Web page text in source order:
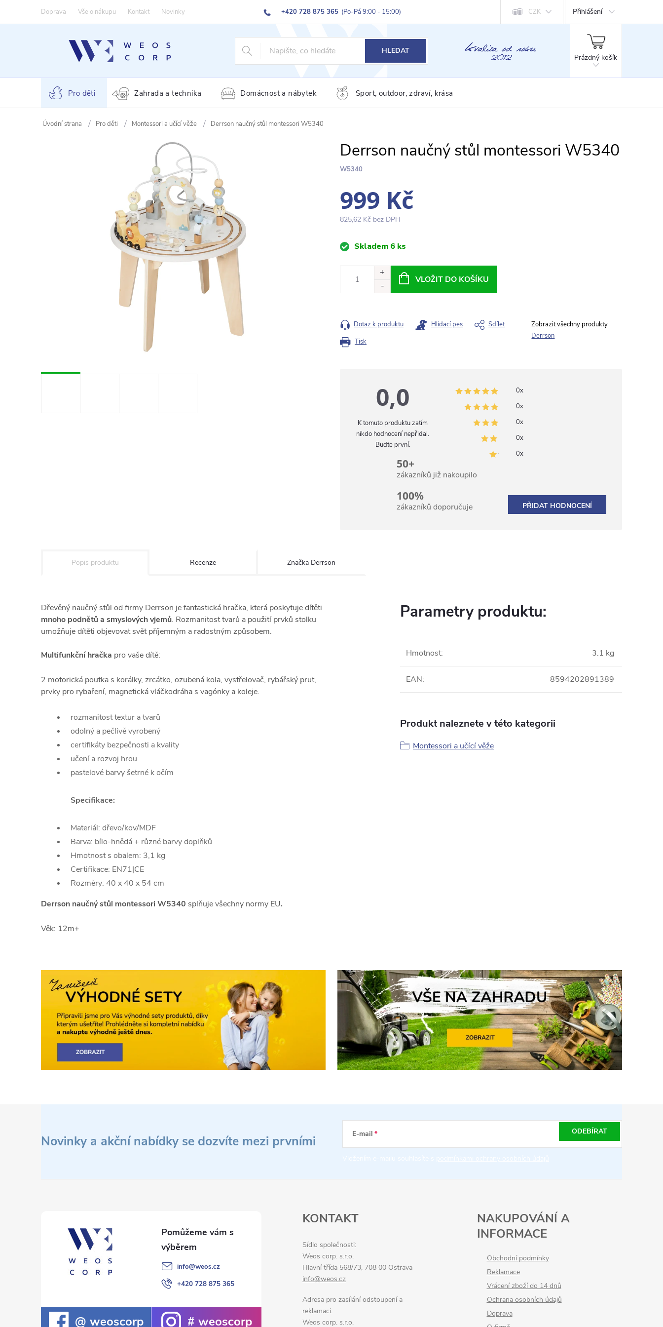
+420 728 875 365 (Po-Pá 9:00 - 15:00)
Doprava Vše o nákupu Kontakt Novinky CZK Přihlášení
HLEDAT
NÁKUPNÍ
Prázdný košík
Pro děti Zahrada a technika Domácnost a nábytek Sport, outdoor, zdraví, krása
Pro děti Montessori a učící věže Derrson naučný stůl montessori W5340
Derrson naučný stůl montessori W5340
W5340
999 Kč
825,62 Kč bez DPH
MěrnáSkladem 6 ks
VLOŽIT DO KOŠÍKU
Tisk
Dotaz k produktu Hlídací pes
Sdílet
Derrson
0,0
K tomuto produktu zatím
nikdo hodnocení nepřidal.
Buďte první.
0x
0x
0x
0x
0x
50+
zákazníků již nakoupilo
100%
zákazníků doporučuje PŘIDAT HODNOCENÍ
Popis produktu Recenze Značka Derrson
Dřevěný naučný stůl od firmy Derrson je fantastická hračka, která poskytuje dítěti
mnoho podnětů a smyslových vjemů. Rozmanitost tvarů a použití prvků stolku
umožňuje dítěti objevovat svět příjemným a radostným způsobem.
Multifunkční hračka pro vaše dítě:
2 motorická poutka s korálky, zrcátko, ozubená kola, vystřelovač, rybářský prut,
prvky pro rybaření, magnetická vláčkodráha s vagónky a koleje.
rozmanitost textur a tvarů
odolný a pečlivě vyrobený
certifikáty bezpečnosti a kvality
učení a rozvoj hrou
pastelové barvy šetrné k očím
Specifikace:
Materiál: dřevo/kov/MDF
Barva: bílo-hnědá + různé barvy doplňků
Hmotnost s obalem: 3,1 kg
Certifikace: EN71|CE
Rozměry: 40 x 40 x 54 cm
Derrson naučný stůl montessori W5340 splňuje všechny normy EU.
Věk: 12m+
Parametry produktu:
Hmotnost: 3.1 kg
EAN: 8594202891389
Produkt naleznete v této kategorii
Montessori a učící věže
Novinky a akční nabídky se dozvíte mezi prvními E-mail ODEBÍRAT
info@weos.cz
+420 728 875 365
weoscorp weoscorp
KONTAKT
Sídlo společnosti:
Weos corp. s.r.o.
Hlavní třída 568/73, 708 00 Ostrava
info@weos.cz
Adresa pro zasílání odstoupení a
reklamací:
Weos corp. s.r.o.
NAKUPOVÁNÍ A
INFORMACE
Obchodní podmínky
Reklamace
Vrácení zboží do 14 dnů
Ochrana osobních údajů
Doprava